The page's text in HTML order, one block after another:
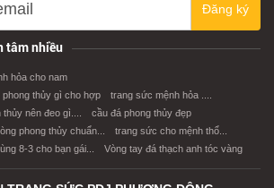
Đăng ký
tâm nhiều
hỏa cho nam
thủy gì cho hợp
trang sức mệnh hỏa ....
thủy nên đeo gì....
cầu đá phong thủy đẹp
phong thủy chuẩn...
trang sức cho mệnh thổ...
8-3 cho bạn gái... Vòng tay đá thạch anh tóc vàng